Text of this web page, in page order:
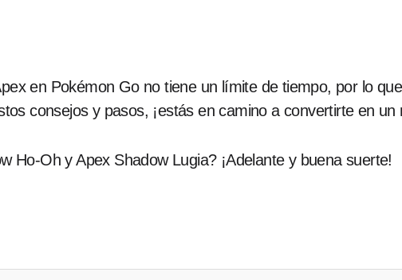
en Pokémon Go no tiene un límite de tiempo, por lo
consejos y pasos, ¡estás en camino a convertirte en
Ho-Oh y Apex Shadow Lugia? ¡Adelante y buena suerte!